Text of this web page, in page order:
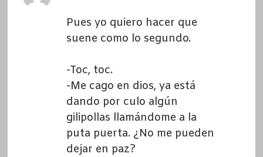
Pues yo quiero hacer que
suene como lo segundo.
-Toc, toc.
-Me cago en dios, ya está
dando por culo algún
gilipollas llamándome a la
puta puerta. ¿No me pueden
dejar en paz?